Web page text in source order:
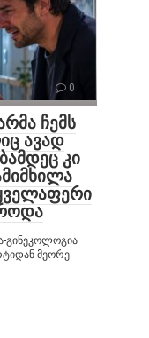
0
ჩემს
ავად
კი
გინეკოლოგია
მეორე